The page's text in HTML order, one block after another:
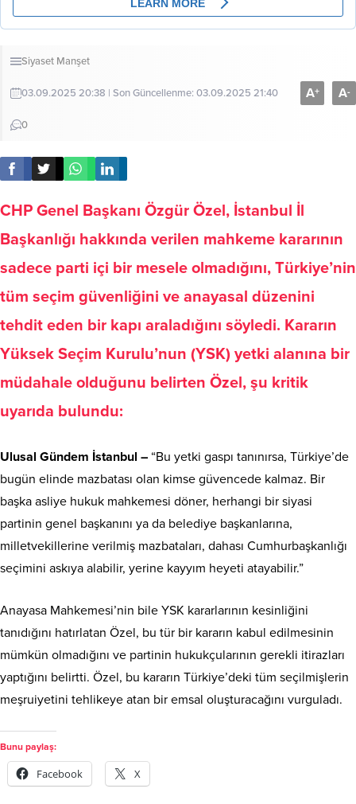
Siyaset Manşet
03.09.2025 20:38 | Son Güncellenme: 03.09.2025 21:40
0
A+ A-
CHP Genel Başkanı Özgür Özel, İstanbul İl
Başkanlığı hakkında verilen mahkeme kararının
sadece parti içi bir mesele olmadığını, Türkiye’nin
tüm seçim güvenliğini ve anayasal düzenini
tehdit eden bir kapı araladığını söyledi. Kararın
Yüksek Seçim Kurulu’nun (YSK) yetki alanına bir
müdahale olduğunu belirten Özel, şu kritik
uyarıda bulundu:
Ulusal Gündem İstanbul – “Bu yetki gaspı tanınırsa, Türkiye’de
bugün elinde mazbatası olan kimse güvencede kalmaz. Bir
başka asliye hukuk mahkemesi döner, herhangi bir siyasi
partinin genel başkanını ya da belediye başkanlarına,
milletvekillerine verilmiş mazbataları, dahası Cumhurbaşkanlığı
seçimini askıya alabilir, yerine kayyım heyeti atayabilir.”
Anayasa Mahkemesi’nin bile YSK kararlarının kesinliğini
tanıdığını hatırlatan Özel, bu tür bir kararın kabul edilmesinin
mümkün olmadığını ve partinin hukukçularının gerekli itirazları
yaptığını belirtti. Özel, bu kararın Türkiye’deki tüm seçilmişlerin
meşruiyetini tehlikeye atan bir emsal oluşturacağını vurguladı.
Bunu paylaş:
Facebook X